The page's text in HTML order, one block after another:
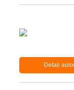
Detail